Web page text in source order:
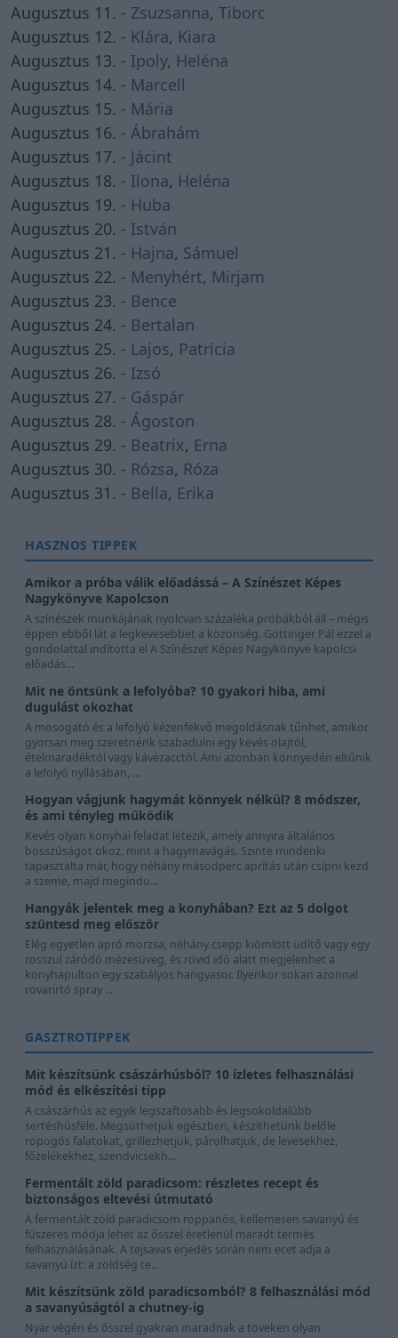
Augusztus 11. - Zsuzsanna, Tiborc
Augusztus 12. - Klára, Kiara
Augusztus 13. - Ipoly, Heléna
Augusztus 14. - Marcell
Augusztus 15. - Mária
Augusztus 16. - Ábrahám
Augusztus 17. - Jácint
Augusztus 18. - Ilona, Heléna
Augusztus 19. - Huba
Augusztus 20. - István
Augusztus 21. - Hajna, Sámuel
Augusztus 22. - Menyhért, Mirjam
Augusztus 23. - Bence
Augusztus 24. - Bertalan
Augusztus 25. - Lajos, Patrícia
Augusztus 26. - Izsó
Augusztus 27. - Gáspár
Augusztus 28. - Ágoston
Augusztus 29. - Beatrix, Erna
Augusztus 30. - Rózsa, Róza
Augusztus 31. - Bella, Erika
HASZNOS TIPPEK
Amikor a próba válik előadássá – A Színészet Képes
Nagykönyve Kapolcson
A színészek munkájának nyolcvan százaléka próbákból áll – mégis
éppen ebből lát a legkevesebbet a közönség. Göttinger Pál ezzel a
gondolattal indította el A Színészet Képes Nagykönyve kapolcsi
előadás...
Mit ne öntsünk a lefolyóba? 10 gyakori hiba, ami
dugulást okozhat
A mosogató és a lefolyó kézenfekvő megoldásnak tűnhet, amikor
gyorsan meg szeretnénk szabadulni egy kevés olajtól,
ételmaradéktól vagy kávézacctól. Ami azonban könnyedén eltűnik
a lefolyó nyílásában, ...
Hogyan vágjunk hagymát könnyek nélkül? 8 módszer,
és ami tényleg működik
Kevés olyan konyhai feladat létezik, amely annyira általános
bosszúságot okoz, mint a hagymavágás. Szinte mindenki
tapasztalta már, hogy néhány másodperc aprítás után csípni kezd
a szeme, majd megindu...
Hangyák jelentek meg a konyhában? Ezt az 5 dolgot
szüntesd meg először
Elég egyetlen apró morzsa, néhány csepp kiömlött üdítő vagy egy
rosszul záródó mézesüveg, és rövid idő alatt megjelenhet a
konyhapulton egy szabályos hangyasor. Ilyenkor sokan azonnal
rovarirtó spray ...
GASZTROTIPPEK
Mit készítsünk császárhúsból? 10 ízletes felhasználási
mód és elkészítési tipp
A császárhús az egyik legszaftosabb és legsokoldalúbb
sertéshúsféle. Megsüthetjük egészben, készíthetünk belőle
ropogós falatokat, grillezhetjük, párolhatjuk, de levesekhez,
főzelékekhez, szendvicsekh...
Fermentált zöld paradicsom: részletes recept és
biztonságos eltevési útmutató
A fermentált zöld paradicsom roppanós, kellemesen savanyú és
fűszeres módja lehet az ősszel éretlenül maradt termés
felhasználásának. A tejsavas erjedés során nem ecet adja a
savanyú ízt: a zöldség te...
Mit készítsünk zöld paradicsomból? 8 felhasználási mód
a savanyúságtól a chutney-ig
Nyár végén és ősszel gyakran maradnak a töveken olyan